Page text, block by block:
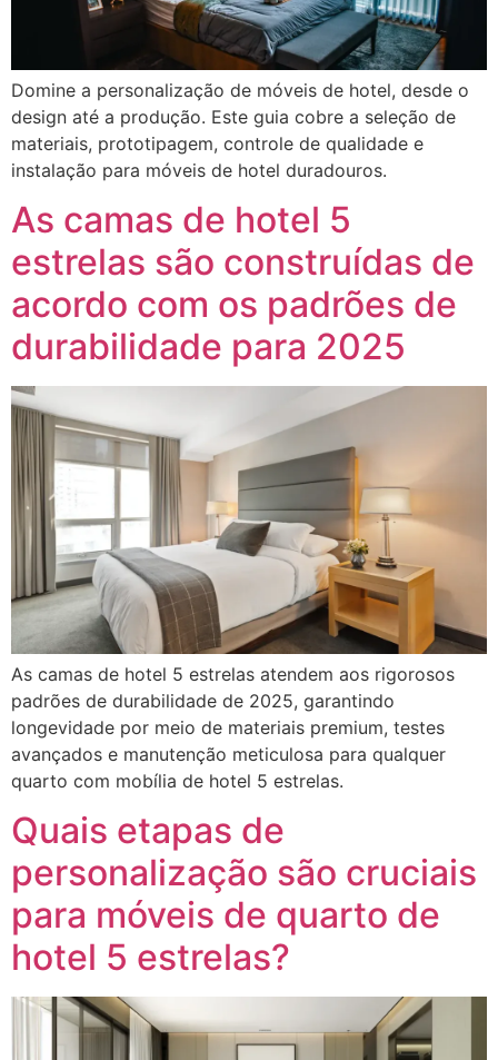
Domine a personalização de móveis de hotel, desde o
design até a produção. Este guia cobre a seleção de
materiais, prototipagem, controle de qualidade e
instalação para móveis de hotel duradouros.
As camas de hotel 5
estrelas são construídas de
acordo com os padrões de
durabilidade para 2025
As camas de hotel 5 estrelas atendem aos rigorosos
padrões de durabilidade de 2025, garantindo
longevidade por meio de materiais premium, testes
avançados e manutenção meticulosa para qualquer
quarto com mobília de hotel 5 estrelas.
Quais etapas de
personalização são cruciais
para móveis de quarto de
hotel 5 estrelas?